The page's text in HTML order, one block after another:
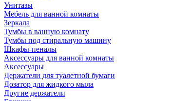
Унитазы
Мебель для ванной комнаты
Зеркала
Тумбы в ванную комнату
Тумбы под стиральную машину
Шкафы-пеналы
Аксессуары для ванной комнаты
Аксессуары
Держатели для туалетной бумаги
Дозатор для жидкого мыла
Другие держатели